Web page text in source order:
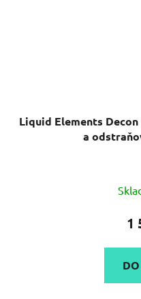
Liquid Elements
a
1